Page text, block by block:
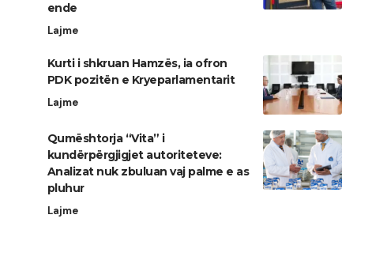
ende
Lajme
Kurti i shkruan Hamzës, ia ofron
PDK pozitën e Kryeparlamentarit
Lajme
Qumështorja “Vita” i
kundërpërgjigjet autoriteteve:
Analizat nuk zbuluan vaj palme e as
pluhur
Lajme